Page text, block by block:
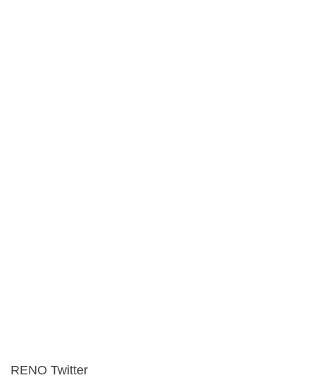
RENO Twitter